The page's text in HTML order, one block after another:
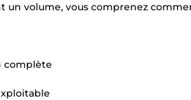
un volume, vous comprenez
complète